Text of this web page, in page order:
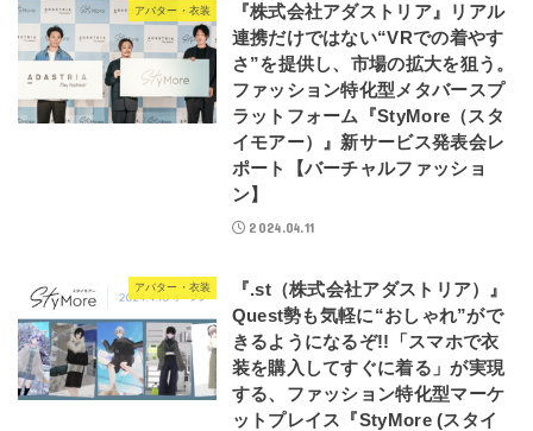
アバター・衣装
『株式会社アダストリア』リアル
連携だけではない“VRでの着やす
さ”を提供し、市場の拡大を狙う。
ファッション特化型メタバースプ
ラットフォーム『StyMore（スタ
イモアー）』新サービス発表会レ
ポート【バーチャルファッショ
ン】
2024.04.11
アバター・衣装
『.st（株式会社アダストリア）』
Quest勢も気軽に“おしゃれ”がで
きるようになるぞ!!「スマホで衣
装を購入してすぐに着る」が実現
する、ファッション特化型マーケ
ットプレイス『StyMore (スタイ